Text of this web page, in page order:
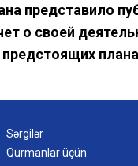
представило
о своей
Sərgilər
Qurmanlar üçün